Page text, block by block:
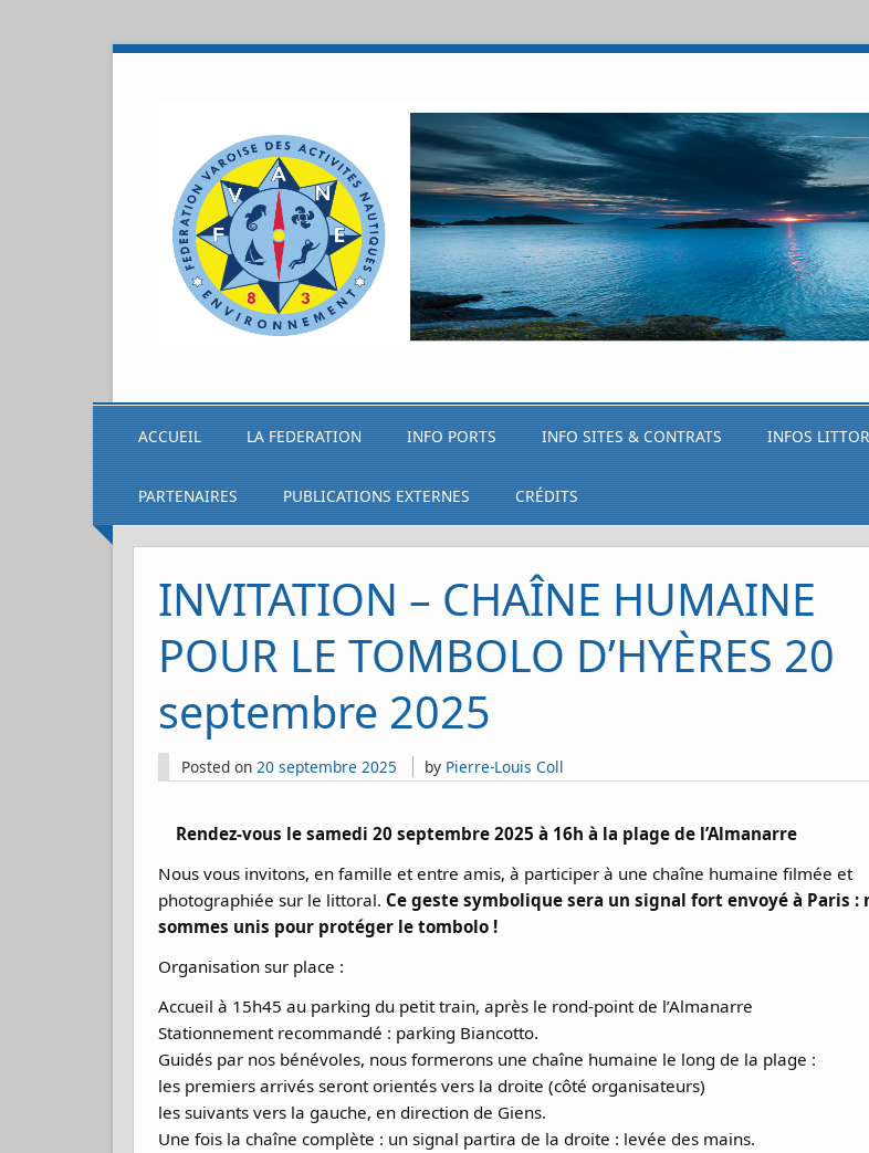
ACCUEIL LA FEDERATION INFO PORTS INFO SITES & CONTRATS INFOS
PARTENAIRES PUBLICATIONS EXTERNES CRÉDITS
INVITATION – CHAÎNE HUMAINE
POUR LE TOMBOLO D’HYÈRES 20
septembre 2025
Posted on 20 septembre 2025 by Pierre-Louis Coll
Rendez-vous le samedi 20 septembre 2025 à 16h à la plage de l’Almanarre
Nous vous invitons, en famille et entre amis, à participer à une chaîne humaine filmée et
photographiée sur le littoral. Ce geste symbolique sera un signal fort envoyé à Paris :
sommes unis pour protéger le tombolo !
Organisation sur place :
Accueil à 15h45 au parking du petit train, après le rond-point de l’Almanarre
Stationnement recommandé : parking Biancotto.
Guidés par nos bénévoles, nous formerons une chaîne humaine le long de la plage :
les premiers arrivés seront orientés vers la droite (côté organisateurs)
les suivants vers la gauche, en direction de Giens.
Une fois la chaîne complète : un signal partira de la droite : levée des mains.